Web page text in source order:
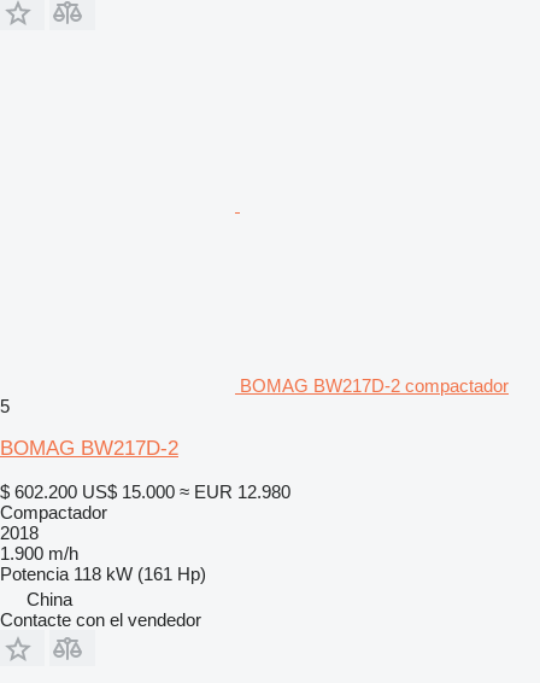
BOMAG BW217D-2 compactador
5
BOMAG BW217D-2
$ 602.200 US$ 15.000 ≈ EUR 12.980
Compactador
2018
1.900 m/h
Potencia 118 kW (161 Hp)
China
Contacte con el vendedor